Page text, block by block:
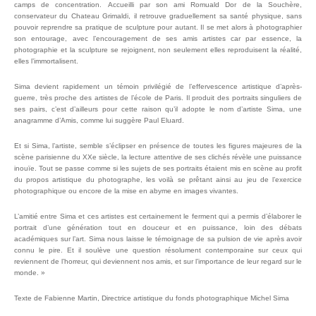
camps de concentration. Accueilli par son ami Romuald Dor de la Souchère,
conservateur du Chateau Grimaldi, il retrouve graduellement sa santé physique, sans
pouvoir reprendre sa pratique de sculpture pour autant. Il se met alors à photographier
son entourage, avec l’encouragement de ses amis artistes car par essence, la
photographie et la sculpture se rejoignent, non seulement elles reproduisent la réalité,
elles l’immortalisent.
Sima devient rapidement un témoin privilégié de l’effervescence artistique d’après-
guerre, très proche des artistes de l’école de Paris. Il produit des portraits singuliers de
ses pairs, c’est d’ailleurs pour cette raison qu’il adopte le nom d’artiste Sima, une
anagramme d’Amis, comme lui suggère Paul Eluard.
Et si Sima, l’artiste, semble s’éclipser en présence de toutes les figures majeures de la
scène parisienne du XXe siècle, la lecture attentive de ses clichés révèle une puissance
inouïe. Tout se passe comme si les sujets de ses portraits étaient mis en scène au profit
du propos artistique du photographe, les voilà se prêtant ainsi au jeu de l’exercice
photographique ou encore de la mise en abyme en images vivantes.
L’amitié entre Sima et ces artistes est certainement le ferment qui a permis d’élaborer le
portrait d’une génération tout en douceur et en puissance, loin des débats
académiques sur l’art. Sima nous laisse le témoignage de sa pulsion de vie après avoir
connu le pire. Et il soulève une question résolument contemporaine sur ceux qui
reviennent de l’horreur, qui deviennent nos amis, et sur l’importance de leur regard sur le
monde. »
Texte de Fabienne Martin, Directrice artistique du fonds photographique Michel Sima